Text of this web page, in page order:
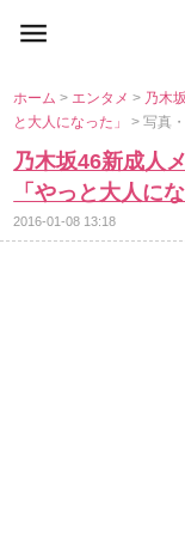
ホーム> エンタメ> 乃木
と大人になった」> 写真
乃木坂46新成人
「やっと大人にな
2016-01-08 13:18